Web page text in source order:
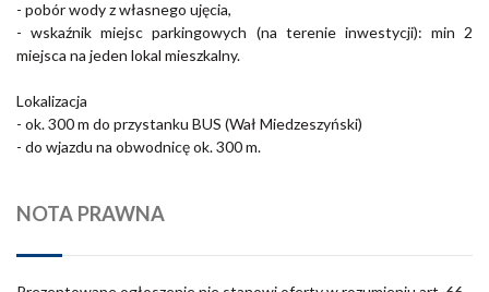
- pobór wody z własnego ujęcia,
- wskaźnik miejsc parkingowych (na terenie inwestycji): min 2
miejsca na jeden lokal mieszkalny.
Lokalizacja
- ok. 300 m do przystanku BUS (Wał Miedzeszyński)
- do wjazdu na obwodnicę ok. 300 m.
NOTA PRAWNA